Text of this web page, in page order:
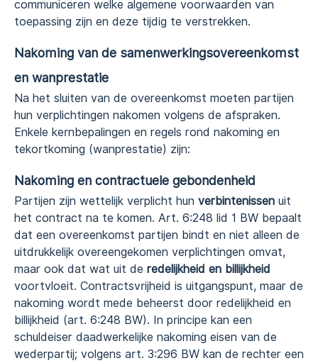
communiceren welke algemene voorwaarden van
toepassing zijn en deze tijdig te verstrekken.
Nakoming van de samenwerkingsovereenkomst
en wanprestatie
Na het sluiten van de overeenkomst moeten partijen
hun verplichtingen nakomen volgens de afspraken.
Enkele kernbepalingen en regels rond nakoming en
tekortkoming (wanprestatie) zijn:
Nakoming en contractuele gebondenheid
Partijen zijn wettelijk verplicht hun verbintenissen uit
het contract na te komen. Art. 6:248 lid 1 BW bepaalt
dat een overeenkomst partijen bindt en niet alleen de
uitdrukkelijk overeengekomen verplichtingen omvat,
maar ook dat wat uit de redelijkheid en billijkheid
voortvloeit. Contractsvrijheid is uitgangspunt, maar de
nakoming wordt mede beheerst door redelijkheid en
billijkheid (art. 6:248 BW). In principe kan een
schuldeiser daadwerkelijke nakoming eisen van de
wederpartij; volgens art. 3:296 BW kan de rechter een